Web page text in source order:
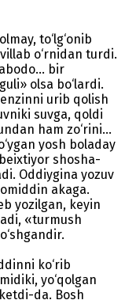
to‘lg‘onib
o‘rnidan turdi.
bir
olsa bo‘lardi.
urib qolish
suvga, qoldi
ham zo‘rini...
yosh boladay
shosha-
Oddiygina yozuv
akaga.
yozilgan, keyin
«turmush
ko‘rib
yo‘qolgan
da. Bosh